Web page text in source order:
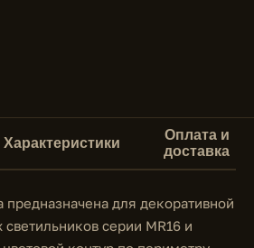
Характеристики
Оплата и
доставка
предназначена для декоративной
серии MR16 и